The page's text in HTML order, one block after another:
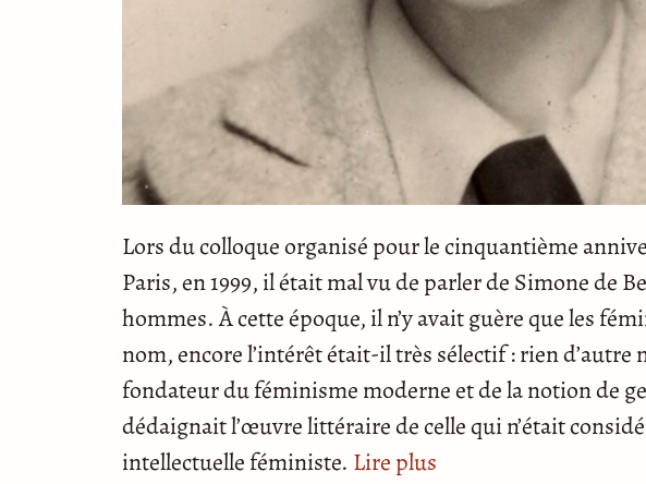
Lors du colloque organisé pour le cinquantième
Paris, en 1999, il était mal vu de parler de Simone de
hommes. À cette époque, il n’y avait guère que les
nom, encore l’intérêt était-il très sélectif : rien d’autre
fondateur du féminisme moderne et de la notion de
dédaignait l’œuvre littéraire de celle qui n’était
intellectuelle féministe. Lire plus